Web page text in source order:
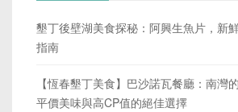
墾丁後壁湖美食探秘：阿興生魚片，新
指南
【恆春墾丁美食】巴沙諾瓦餐廳：南灣
平價美味與高CP值的絕佳選擇